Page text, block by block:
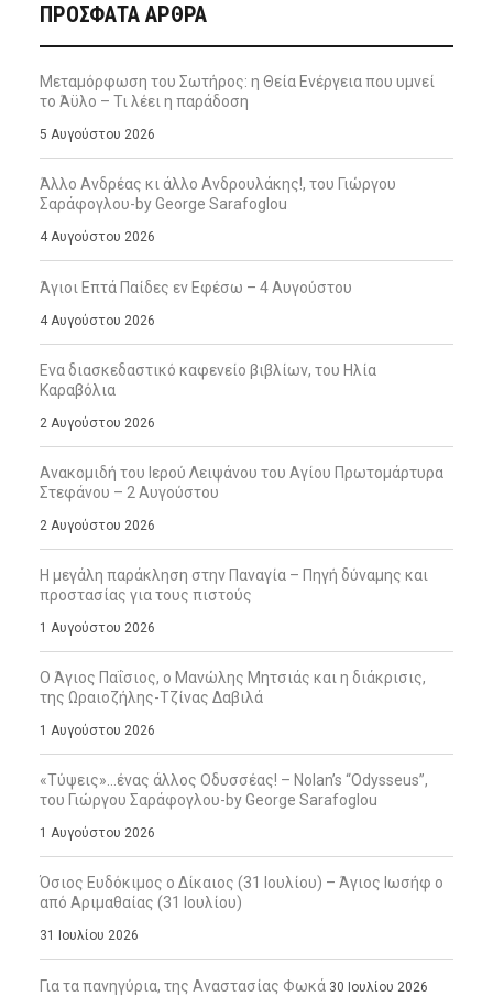
ΠΡΌΣΦΑΤΑ ΆΡΘΡΑ
Μεταμόρφωση του Σωτήρος: η Θεία Ενέργεια που υμνεί
το Άϋλο – Τι λέει η παράδοση
5 Αυγούστου 2026
Άλλο Ανδρέας κι άλλο Ανδρουλάκης!, του Γιώργου
Σαράφογλου-by George Sarafoglou
4 Αυγούστου 2026
Άγιοι Επτά Παίδες εν Εφέσω – 4 Αυγούστου
4 Αυγούστου 2026
Ενα διασκεδαστικό καφενείο βιβλίων, του Ηλία
Καραβόλια
2 Αυγούστου 2026
Ανακομιδή του Ιερού Λειψάνου του Αγίου Πρωτομάρτυρα
Στεφάνου – 2 Αυγούστου
2 Αυγούστου 2026
Η μεγάλη παράκληση στην Παναγία – Πηγή δύναμης και
προστασίας για τους πιστούς
1 Αυγούστου 2026
Ο Άγιος Παΐσιος, ο Μανώλης Μητσιάς και η διάκρισις,
της Ωραιοζήλης-Τζίνας Δαβιλά
1 Αυγούστου 2026
«Τύψεις»…ένας άλλος Οδυσσέας! – Nolan’s “Odysseus”,
του Γιώργου Σαράφογλου-by George Sarafoglou
1 Αυγούστου 2026
Όσιος Ευδόκιμος ο Δίκαιος (31 Ιουλίου) – Άγιος Ιωσήφ ο
από Αριμαθαίας (31 Ιουλίου)
31 Ιουλίου 2026
Για τα πανηγύρια, της Αναστασίας Φωκά 30 Ιουλίου 2026